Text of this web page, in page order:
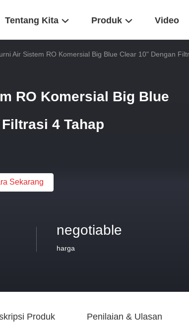
Tentang Kita Produk Video
Air Sistem RO Komersial Big Blue Clear 10" Dengan
RO Komersial Big Blue
4 Tahap
Sekarang
negotiable
harga
Produk Penilaian & Ulasan